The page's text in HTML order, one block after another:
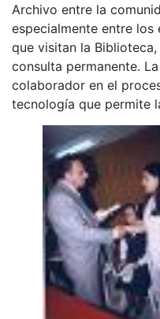
Archivo entre la
especialmente entre
que visitan la
consulta permanente.
colaborador en el
tecnología que permite